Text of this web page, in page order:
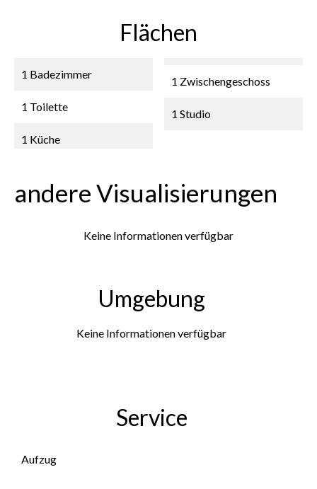
Flächen
1 Badezimmer
1 Toilette
1 Küche
1 Zwischengeschoss
1 Studio
andere Visualisierungen
Keine Informationen verfügbar
Umgebung
Keine Informationen verfügbar
Service
Aufzug